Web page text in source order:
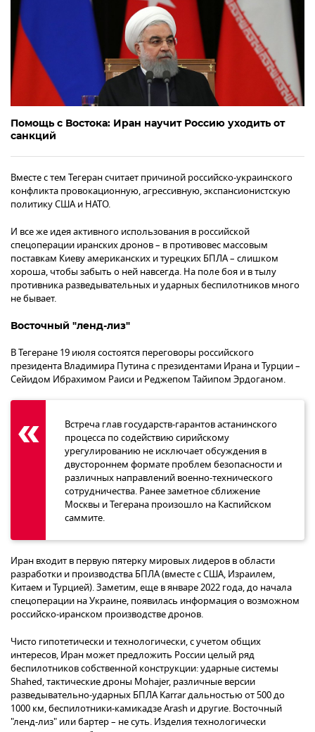
Помощь с Востока: Иран научит Россию уходить от
санкций
Вместе с тем Тегеран считает причиной российско-украинского
конфликта провокационную, агрессивную, экспансионистскую
политику США и НАТО.
И все же идея активного использования в российской
спецоперации иранских дронов – в противовес массовым
поставкам Киеву американских и турецких БПЛА – слишком
хороша, чтобы забыть о ней навсегда. На поле боя и в тылу
противника разведывательных и ударных беспилотников много
не бывает.
Восточный "ленд-лиз"
В Тегеране 19 июля состоятся переговоры российского
президента Владимира Путина с президентами Ирана и Турции –
Сейидом Ибрахимом Раиси и Реджепом Тайипом Эрдоганом.
Встреча глав государств-гарантов астанинского
процесса по содействию сирийскому
урегулированию не исключает обсуждения в
двустороннем формате проблем безопасности и
различных направлений военно-технического
сотрудничества. Ранее заметное сближение
Москвы и Тегерана произошло на Каспийском
саммите.
Иран входит в первую пятерку мировых лидеров в области
разработки и производства БПЛА (вместе с США, Израилем,
Китаем и Турцией). Заметим, еще в январе 2022 года, до начала
спецоперации на Украине, появилась информация о возможном
российско-иранском производстве дронов.
Чисто гипотетически и технологически, с учетом общих
интересов, Иран может предложить России целый ряд
беспилотников собственной конструкции: ударные системы
Shahed, тактические дроны Mohajer, различные версии
разведывательно-ударных БПЛА Karrar дальностью от 500 до
1000 км, беспилотники-камикадзе Arash и другие. Восточный
"ленд-лиз" или бартер – не суть. Изделия технологически